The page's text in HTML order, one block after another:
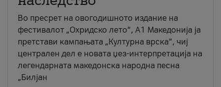
Во пресрет на овогодишното издание на
фестивалот „Охридско лето“, А1 Македонија ја
претстави кампањата „Културна врска“, чиј
централен дел е новата џез-интерпретација на
легендарната македонска народна песна
„Билјан